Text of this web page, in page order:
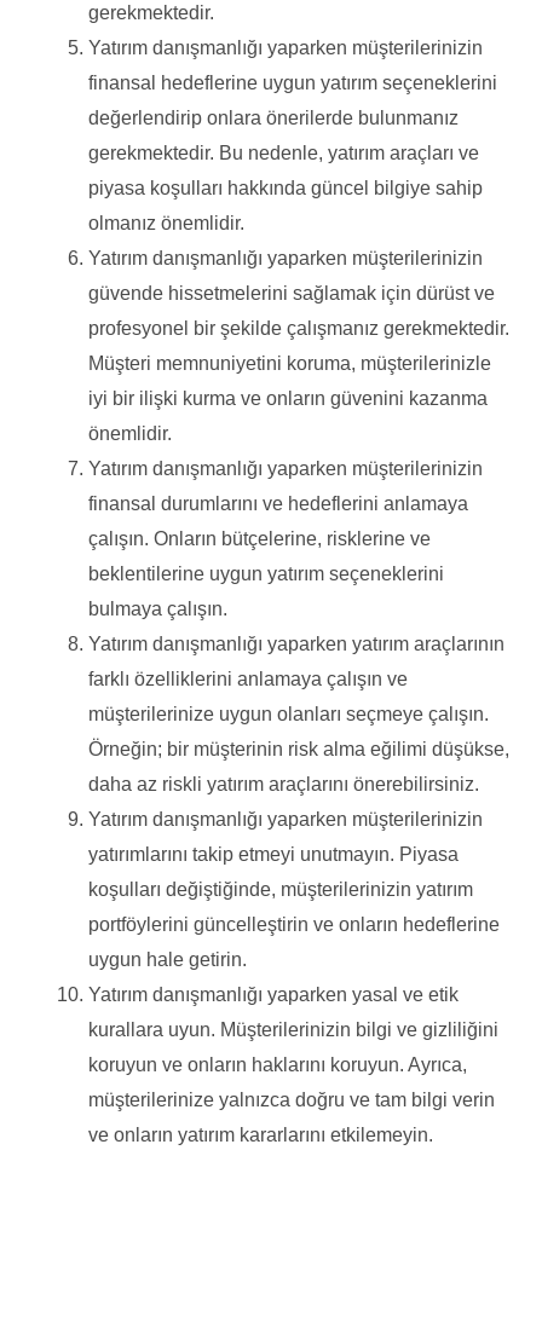
gerekmektedir.
Yatırım danışmanlığı yaparken müşterilerinizin
finansal hedeflerine uygun yatırım seçeneklerini
değerlendirip onlara önerilerde bulunmanız
gerekmektedir. Bu nedenle, yatırım araçları ve
piyasa koşulları hakkında güncel bilgiye sahip
olmanız önemlidir.
Yatırım danışmanlığı yaparken müşterilerinizin
güvende hissetmelerini sağlamak için dürüst ve
profesyonel bir şekilde çalışmanız gerekmektedir.
Müşteri memnuniyetini koruma, müşterilerinizle
iyi bir ilişki kurma ve onların güvenini kazanma
önemlidir.
Yatırım danışmanlığı yaparken müşterilerinizin
finansal durumlarını ve hedeflerini anlamaya
çalışın. Onların bütçelerine, risklerine ve
beklentilerine uygun yatırım seçeneklerini
bulmaya çalışın.
Yatırım danışmanlığı yaparken yatırım araçlarının
farklı özelliklerini anlamaya çalışın ve
müşterilerinize uygun olanları seçmeye çalışın.
Örneğin; bir müşterinin risk alma eğilimi düşükse,
daha az riskli yatırım araçlarını önerebilirsiniz.
Yatırım danışmanlığı yaparken müşterilerinizin
yatırımlarını takip etmeyi unutmayın. Piyasa
koşulları değiştiğinde, müşterilerinizin yatırım
portföylerini güncelleştirin ve onların hedeflerine
uygun hale getirin.
Yatırım danışmanlığı yaparken yasal ve etik
kurallara uyun. Müşterilerinizin bilgi ve gizliliğini
koruyun ve onların haklarını koruyun. Ayrıca,
müşterilerinize yalnızca doğru ve tam bilgi verin
ve onların yatırım kararlarını etkilemeyin.